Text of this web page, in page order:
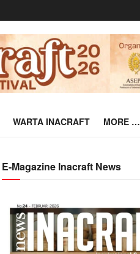
WARTA INACRAFT MORE …
E-Magazine Inacraft News